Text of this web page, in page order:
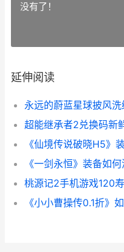
没有了！
延伸阅读
《小小曹操传0.1折》